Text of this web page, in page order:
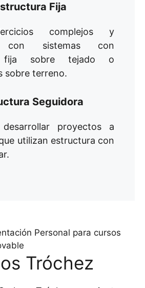
Fija
complejos y
con sistemas con
fija sobre tejado o
sobre terreno.
Seguidora
proyectos a
utilizan estructura con
Tróchez